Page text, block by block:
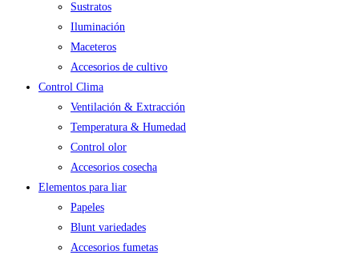
Sustratos
Iluminación
Maceteros
Accesorios de cultivo
Control Clima
Ventilación & Extracción
Temperatura & Humedad
Control olor
Accesorios cosecha
Elementos para liar
Papeles
Blunt variedades
Accesorios fumetas